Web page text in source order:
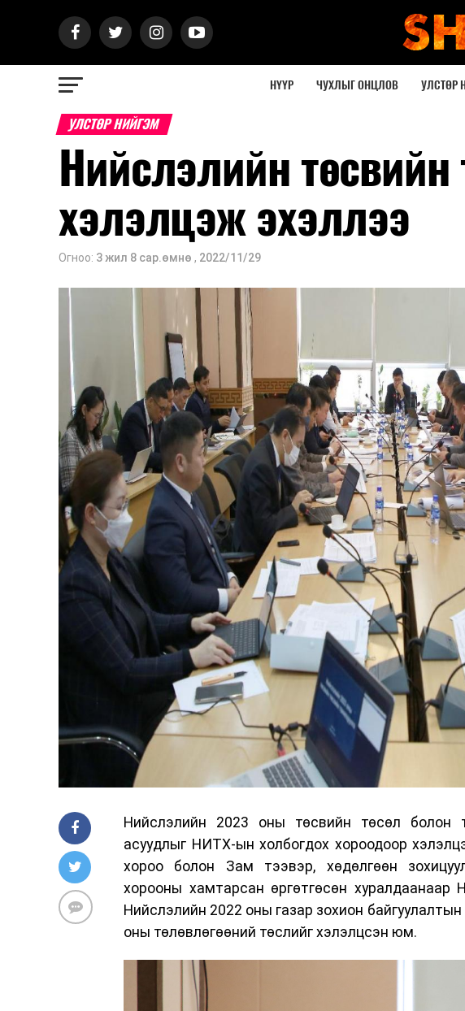
НҮҮР ЧУХЛЫГ ОНЦЛОВ УЛСТӨР
УЛСТӨР НИЙГЭМ
Нийслэлийн төсвийн
хэлэлцэж эхэллээ
Огноо: 3 жил 8 сар.өмнө , 2022/11/29
Нийслэлийн 2023 оны төсвийн төсөл болон
асуудлыг НИТХ-ын холбогдох хороодоор
хороо болон Зам тээвэр, хөдөлгөөн
хорооны хамтарсан өргөтгөсөн
Нийслэлийн 2022 оны газар зохион
оны төлөвлөгөөний төслийг хэлэлцсэн юм.